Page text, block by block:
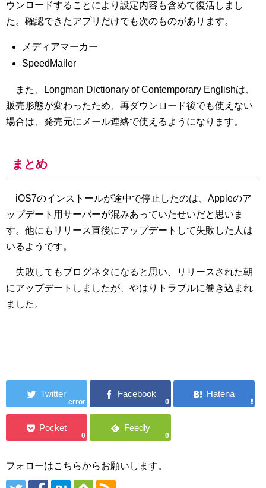
ウンロードすることにより設定内容も含めて復活しまし
た。確認できたアプリだけでも次のものがあります。
メディアマーカー
SpeedMailer
また、Longman Dictionary of Contemporary Englishは、
販売形態が変わったため、再ダウンロード後でも使えない
場合は、発売元にメール連絡で使えるようになります。
まとめ
iOS7のインストールが途中で停止したのは、Appleのア
ップデート用サーバーが混みあっていたせいだと思いま
す。他にもリリース直後にアップデートして失敗した人は
いるようです。
失敗してもブログネタになると思い、リリースされた朝
にアップデートしましたが、やはりトラブルに巻き込まれ
ました。
error 0
0 0
フォローはこちらからお願いします。